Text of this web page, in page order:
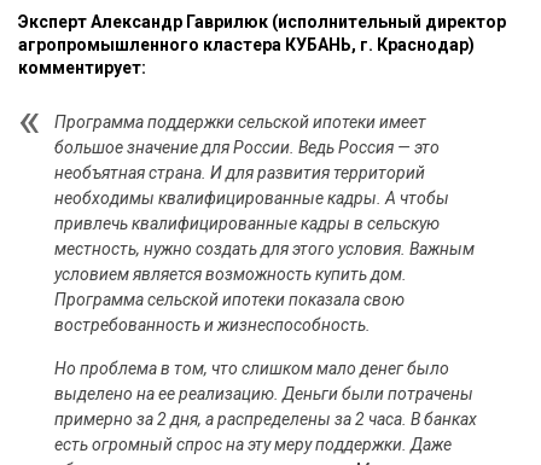
Эксперт Александр Гаврилюк (исполнительный директор
агропромышленного кластера КУБАНЬ, г. Краснодар)
комментирует:
Программа поддержки сельской ипотеки имеет
большое значение для России. Ведь Россия — это
необъятная страна. И для развития территорий
необходимы квалифицированные кадры. А чтобы
привлечь квалифицированные кадры в сельскую
местность, нужно создать для этого условия. Важным
условием является возможность купить дом.
Программа сельской ипотеки показала свою
востребованность и жизнеспособность.
Но проблема в том, что слишком мало денег было
выделено на ее реализацию. Деньги были потрачены
примерно за 2 дня, а распределены за 2 часа. В банках
есть огромный спрос на эту меру поддержки. Даже